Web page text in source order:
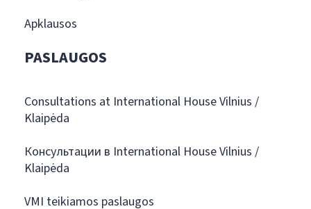
Apklausos
PASLAUGOS
Consultations at International House Vilnius /
Klaipėda
Консультации в International House Vilnius /
Klaipėda
VMI teikiamos paslaugos